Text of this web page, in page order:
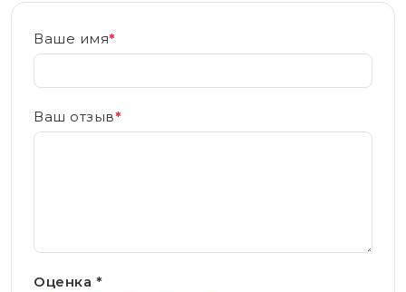
Ваше имя*
Ваш отзыв*
Оценка *